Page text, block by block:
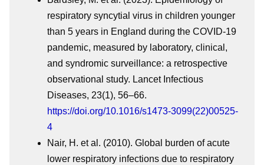
respiratory syncytial virus in children younger
than 5 years in England during the COVID-19
pandemic, measured by laboratory, clinical,
and syndromic surveillance: a retrospective
observational study. Lancet Infectious
Diseases, 23(1), 56–66.
https://doi.org/10.1016/s1473-3099(22)00525-
4
Nair, H. et al. (2010). Global burden of acute
lower respiratory infections due to respiratory